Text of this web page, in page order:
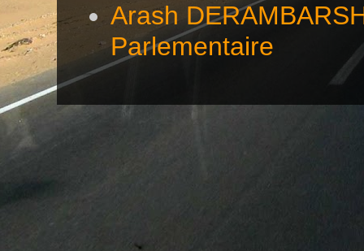
Arash
Parlementaire